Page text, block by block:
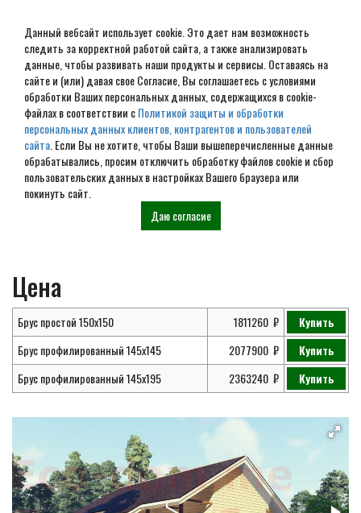
Данный вебсайт использует cookie. Это дает нам возможность
следить за корректной работой сайта, а также анализировать
данные, чтобы развивать наши продукты и сервисы. Оставаясь на
сайте и (или) давая свое Согласие, Вы соглашаетесь с условиями
обработки Ваших персональных данных, содержащихся в cookie-
файлах в соответствии сПолитикой защиты и обработки
персональных данных клиентов, контрагентов и пользователей
сайта . Если Вы не хотите, чтобы Ваши вышеперечисленные данные
обрабатывались, просим отключить обработку файлов cookie и сбор
пользовательских данных в настройках Вашего браузера или
покинуть сайт.
Даю согласие
Проект дома из бруса 9х12
№ ДБ-20
Главная Проекты
Дома из
Проект дома из бруса 9х12 № ДБ-20
Цена
Брус простой 150х150 1811260
Купить
Брус профилированный 145х145
2077900
Купить
Брус профилированный 145х195
2363240 Купить